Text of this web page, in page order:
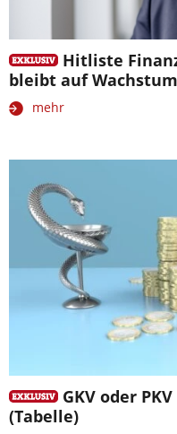
Hitliste
bleibt auf
mehr
GKV oder
(Tabelle)